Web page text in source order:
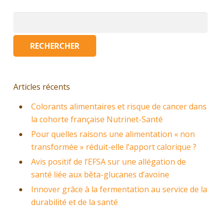
Articles récents
Colorants alimentaires et risque de cancer dans
la cohorte française Nutrinet-Santé
Pour quelles raisons une alimentation « non
transformée » réduit-elle l’apport calorique ?
Avis positif de l’EFSA sur une allégation de
santé liée aux bêta-glucanes d’avoine
Innover grâce à la fermentation au service de la
durabilité et de la santé